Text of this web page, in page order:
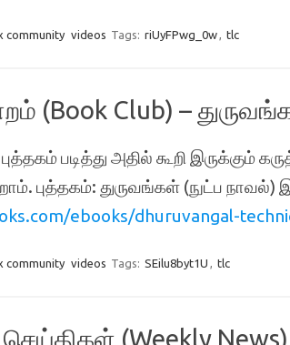
community videos Tags: riUyFPwg_0w, tlc
(Book Club) –
படித்து அதில் கூறி இருக்கும்
புத்தகம்: துருவங்கள் (நுட்ப நாவல்)
ebooks/dhuruvangal-
community videos Tags: SEilu8byt1U , tlc
செய்திகள் (Weekly